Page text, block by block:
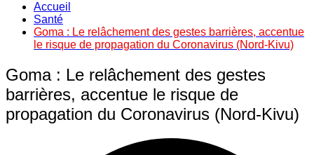
Accueil
Santé
Goma : Le relâchement des gestes barrières, accentue
le risque de propagation du Coronavirus (Nord-Kivu)
Goma : Le relâchement des gestes
barrières, accentue le risque de
propagation du Coronavirus (Nord-Kivu)